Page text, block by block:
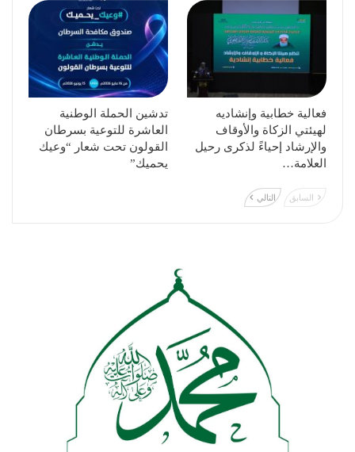
فعالية خطابية وإنشاديه
لهيئتي الزكاة والأوقاف
والإرشاد إحياءً لذكرى رحيل
العلامة…
تدشين الحملة الوطنية
العاشرة للتوعية بسرطان
القولون تحت شعار “وعيك
يحميك”
السابق التالي